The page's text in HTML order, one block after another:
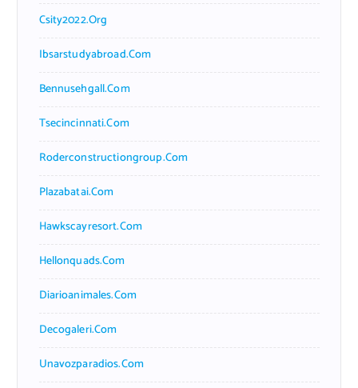
Csity2022.org
Ibsarstudyabroad.com
Bennusehgall.com
Tsecincinnati.com
Roderconstructiongroup.com
Plazabatai.com
Hawkscayresort.com
Hellonquads.com
Diarioanimales.com
Decogaleri.com
Unavozparadios.com